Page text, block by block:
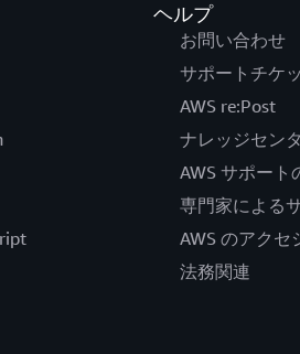
ヘルプ
お問い合わせ
サポートチケ
AWS re:Post
ナレッジセン
AWS サポート
専門家による
AWS のアクセ
法務関連